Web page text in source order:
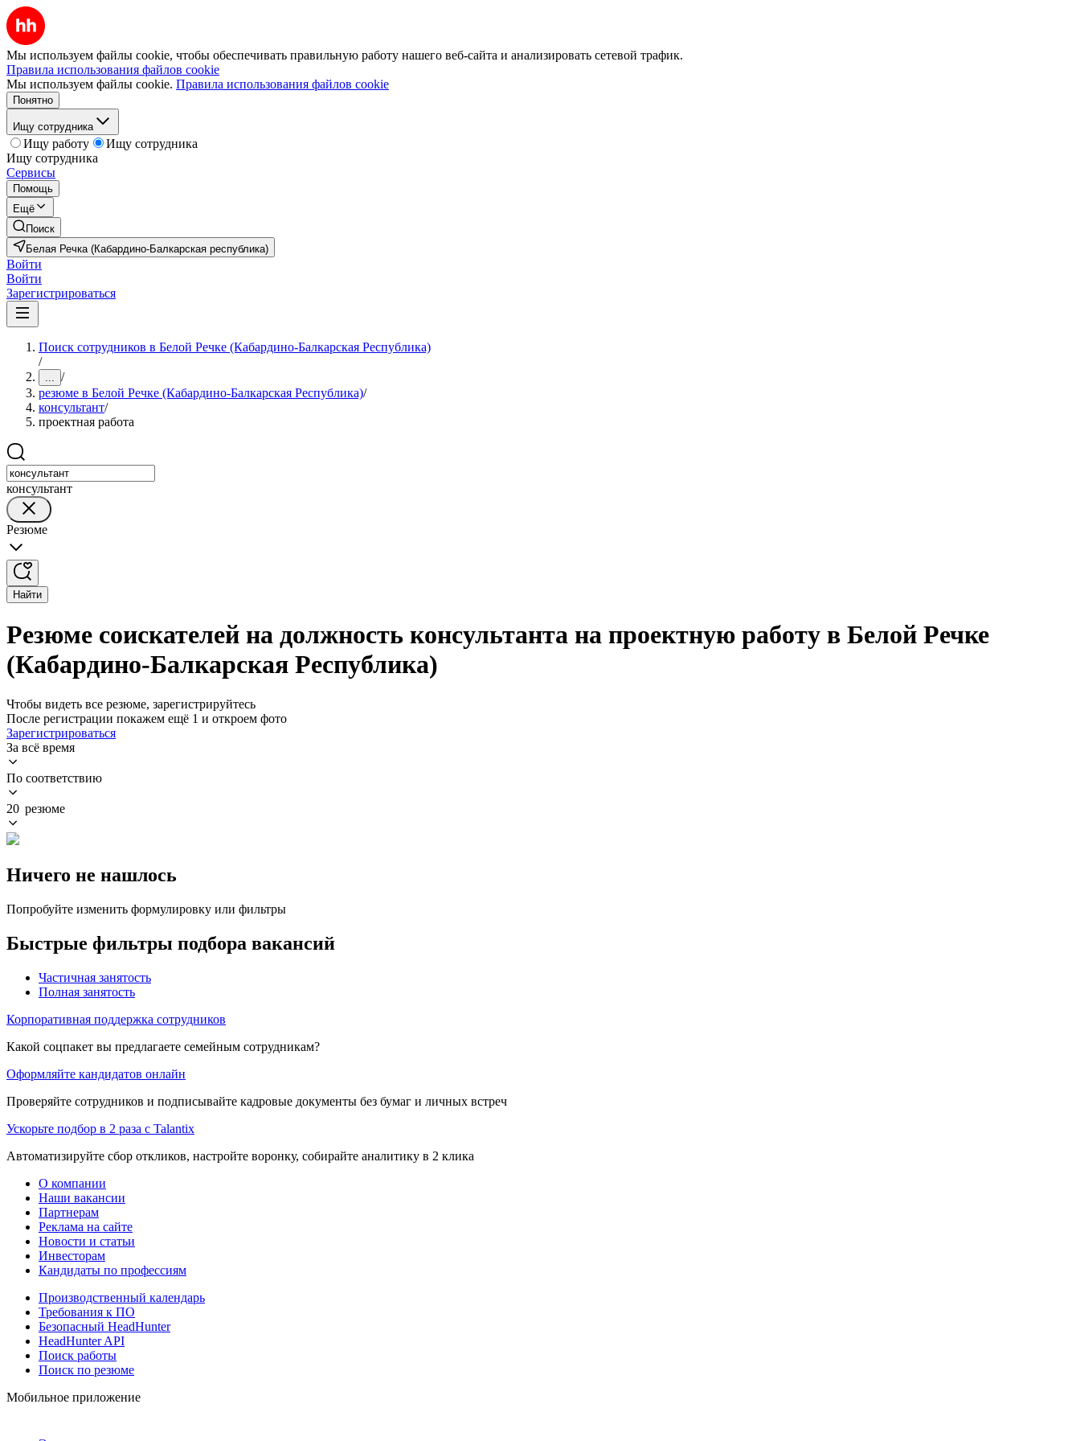
Мы используем файлы cookie, чтобы обеспечивать правильную работу нашего веб-сайта и анализировать сетевой трафик.
Правила использования файлов cookie
Мы используем файлы cookie. Правила использования файлов cookie
Понятно
Ищу сотрудника
Ищу работу
Ищу сотрудника
Ищу сотрудника
Сервисы
Помощь
Ещё
Поиск
Белая Речка (Кабардино-Балкарская республика)
Войти
Войти
Зарегистрироваться
Поиск сотрудников в Белой Речке (Кабардино-Балкарская Республика)
/
... /
резюме в Белой Речке (Кабардино-Балкарская Республика)/
консультант/
проектная работа
консультант
Резюме
Найти
Резюме соискателей на должность консультанта на проектную работу в Белой Речке
(Кабардино-Балкарская Республика)
Чтобы видеть все резюме, зарегистрируйтесь
После регистрации покажем ещё 1 и откроем фото
Зарегистрироваться
За всё время
По соответствию
20 резюме
Ничего не нашлось
Попробуйте изменить формулировку или фильтры
Быстрые фильтры подбора вакансий
Частичная занятость
Полная занятость
Корпоративная поддержка сотрудников
Какой соцпакет вы предлагаете семейным сотрудникам?
Оформляйте кандидатов онлайн
Проверяйте сотрудников и подписывайте кадровые документы без бумаг и личных встреч
Ускорьте подбор в 2 раза с Talantix
Автоматизируйте сбор откликов, настройте воронку, собирайте аналитику в 2 клика
О компании
Наши вакансии
Партнерам
Реклама на сайте
Новости и статьи
Инвесторам
Кандидаты по профессиям
Производственный календарь
Требования к ПО
Безопасный HeadHunter
HeadHunter API
Поиск работы
Поиск по резюме
Мобильное приложение